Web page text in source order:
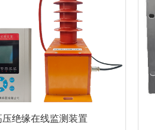
绝缘在线监测装置